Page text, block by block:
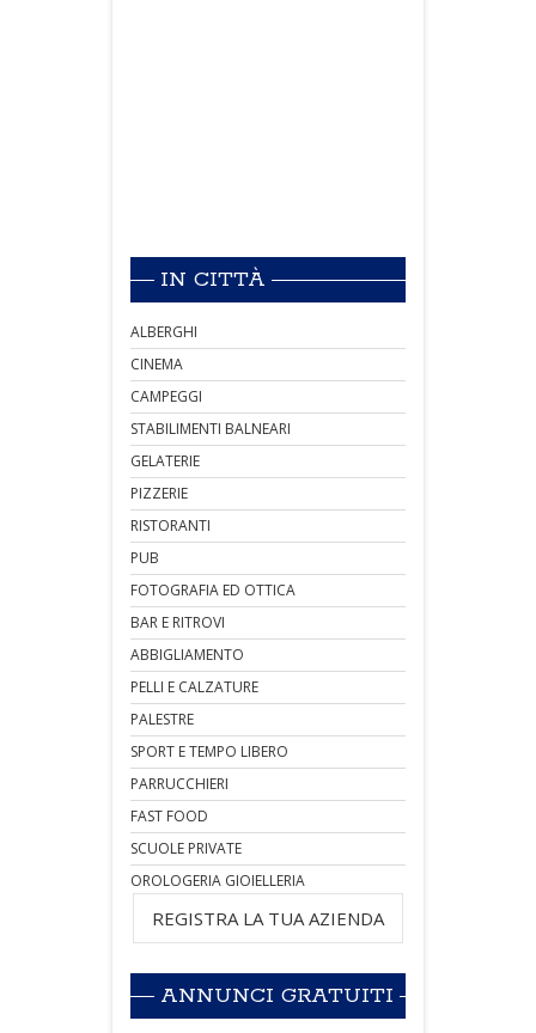
IN CITTÀ
ALBERGHI
CINEMA
CAMPEGGI
STABILIMENTI BALNEARI
GELATERIE
PIZZERIE
RISTORANTI
PUB
FOTOGRAFIA ED OTTICA
BAR E RITROVI
ABBIGLIAMENTO
PELLI E CALZATURE
PALESTRE
SPORT E TEMPO LIBERO
PARRUCCHIERI
FAST FOOD
SCUOLE PRIVATE
OROLOGERIA GIOIELLERIA
REGISTRA LA TUA AZIENDA
ANNUNCI GRATUITI